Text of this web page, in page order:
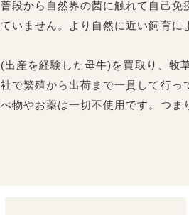
段から自然界の菌に触れて自己
いません。より自然に近い飼育
産を経験した母牛)を買取り、牧
で繁殖から出荷まで一貫して行
物やお薬は一切不使用です。つま